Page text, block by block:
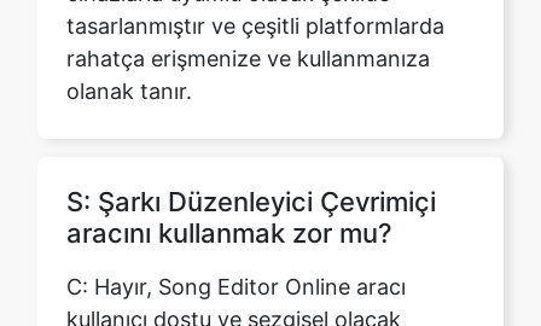
S: Şarkı Düzenleyici Çevrimiçi
kullanıcı dostu ve sezgisel olacak
şekilde tasarlanmıştır. Ses düzenleme
konusunda daha önce deneyiminiz
olmasa bile, aracı kendi özel şarkılarınızı